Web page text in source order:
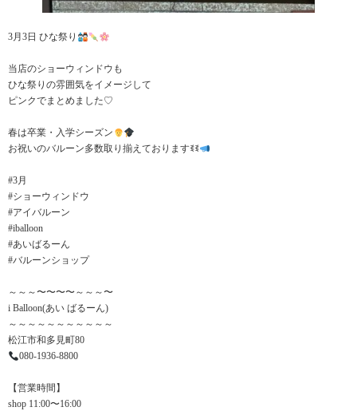
3月3日 ひな祭り
当店のショーウィンドウも
ひな祭りの雰囲気をイメージして
ピンクでまとめました♡
春は卒業・入学シーズン
お祝いのバルーン多数取り揃えておりますꉂꉂ
#3月
#ショーウィンドウ
#アイバルーン
#iballoon
#あいばるーん
#バルーンショップ
～～～〜〜〜〜～～～〜
i Balloon(あい ばるーん)
～～～～～～～～～～～
松江市和多見町80
080-1936-8800
【営業時間】
shop 11:00〜16:00